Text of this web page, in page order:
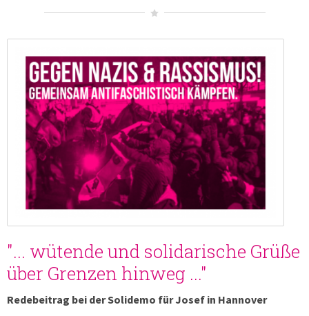
"... wütende und solidarische Grüße
über Grenzen hinweg ..."
Redebeitrag bei der Solidemo für Josef in Hannover